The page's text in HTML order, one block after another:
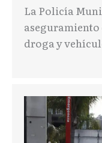
La Policía
aseguramiento
droga y